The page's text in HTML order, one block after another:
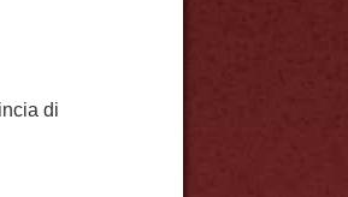
di